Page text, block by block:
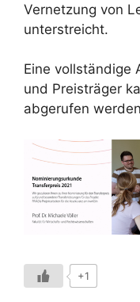
Vernetzung von
unterstreicht.
Eine vollständige
und Preisträger
abgerufen
+1